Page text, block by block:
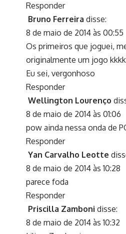
Responder
Bruno Ferreira disse:
8 de maio de 2014 às 00:55
Os primeiros que joguei,
originalmente um jogo
Eu sei, vergonhoso
Responder
Wellington Lourenço
8 de maio de 2014 às 01:06
pow ainda nessa onda de
Responder
Yan Carvalho Leotte
8 de maio de 2014 às 10:28
parece foda
Responder
Priscilla Zamboni disse:
8 de maio de 2014 às 10:32